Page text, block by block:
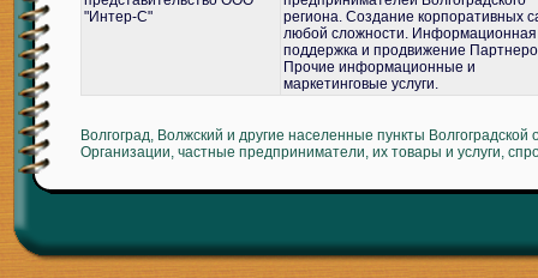
"Интер-С"
региона. Создание корпоративных
любой сложности. Информационная
поддержка и продвижение
Прочие информационные и
маркетинговые услуги.
Волгоград, Волжский и другие населенные пункты Волгоградской
Организации, частные предприниматели, их товары и услуги,